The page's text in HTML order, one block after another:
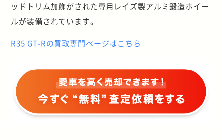
ッドトリム加飾がされた専用レイズ製アルミ鍛造ホイー
ルが装備されています。
R35 GT-Rの買取専門ページはこちら